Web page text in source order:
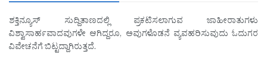
ಶಕ್ತಿನ್ಯೂಸ್ ಸುದ್ದಿತಾಣದಲ್ಲಿ ಪ್ರಕಟಿಸಲಾಗುವ ಜಾಹೀರಾತುಗಳು
ವಿಶ್ವಾಸಾರ್ಹವಾದವುಗಳೇ ಆಗಿದ್ದರೂ, ಅವುಗಳೊಡನೆ ವ್ಯವಹರಿಸುವುದು ಓದುಗರ
ವಿವೇಚನೆಗೆ ಬಿಟ್ಟದ್ದಾಗಿರುತ್ತದೆ.